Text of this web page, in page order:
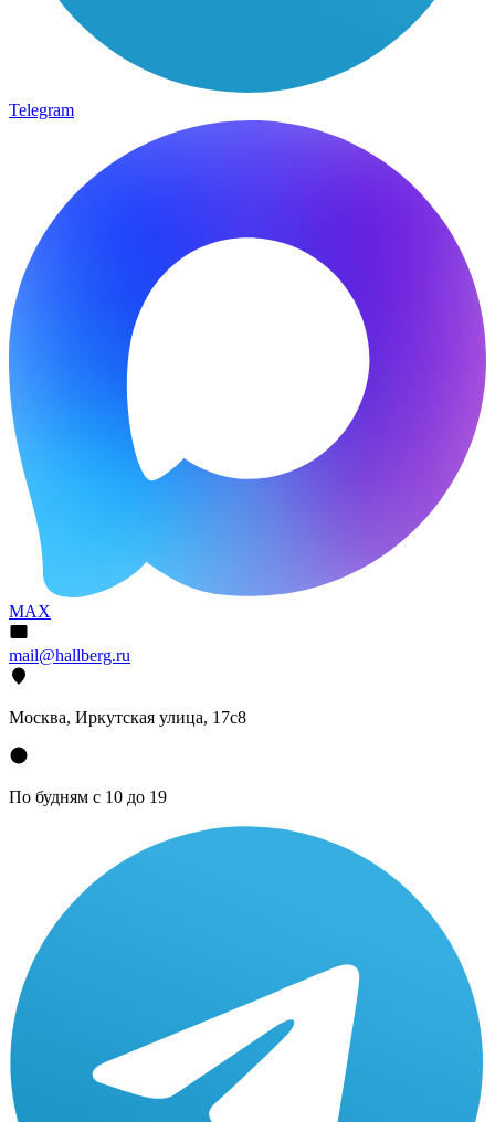
Telegram
MAX
mail@hallberg.ru
Москва, Иркутская улица, 17с8
По будням с 10 до 19